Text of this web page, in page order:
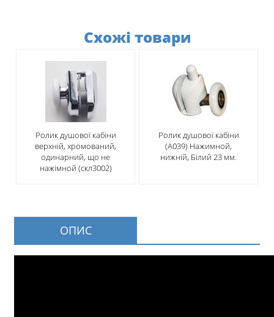
Схожі товари
Ролик душової кабіни
верхній, хромований,
одинарний, що не
нажімной (скл3002)
Ролик душової кабіни
(А039) Нажимной,
нижній, Білий 23 мм.
ОПИС